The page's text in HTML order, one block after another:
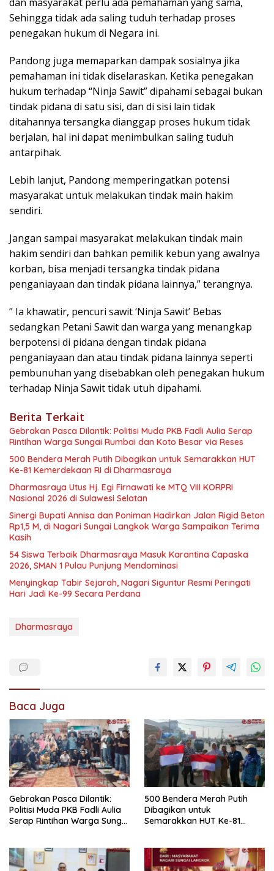
Sehingga tidak ada saling tuduh terhadap proses
penegakan hukum di Negara ini.
Pandong juga memaparkan dampak sosialnya jika
pemahaman ini tidak diselaraskan. Ketika penegakan
hukum terhadap “Ninja Sawit” dipahami sebagai bukan
tindak pidana di satu sisi, dan di sisi lain tidak
ditahannya tersangka dianggap proses hukum tidak
berjalan, hal ini dapat menimbulkan saling tuduh
antarpihak.
Lebih lanjut, Pandong memperingatkan potensi
masyarakat untuk melakukan tindak main hakim
sendiri.
Jangan sampai masyarakat melakukan tindak main
hakim sendiri dan bahkan pemilik kebun yang awalnya
korban, bisa menjadi tersangka tindak pidana
penganiayaan dan tindak pidana lainnya,” terangnya.
” Ia khawatir, pencuri sawit ‘Ninja Sawit’ Bebas
sedangkan Petani Sawit dan warga yang menangkap
berpotensi di pidana dengan tindak pidana
penganiayaan dan atau tindak pidana lainnya seperti
pembunuhan yang disebabkan oleh penegakan hukum
terhadap Ninja Sawit tidak utuh dipahami.
Berita Terkait
Gebrakan Pasca Dilantik: Politisi Muda PKB Fadli Aulia Serap
Rintihan Warga Sungai Rumbai dan Koto Besar via Reses
500 Bendera Merah Putih Dibagikan untuk Semarakkan HUT
Ke-81 Kemerdekaan RI di Dharmasraya
Dharmasraya Utus Hj. Egi Firnawati ke MTQ VIII KORPRI
Nasional 2026 di Sulawesi Selatan
Sinergi Bupati Annisa dan Poniman Hadirkan Jalan Rigid Beton
Rp1,5 M, di Nagari Sungai Langkok Warga Sampaikan Terima
Kasih
54 Siswa Terbaik Dharmasraya Masuk Karantina Capaska
2026, SMAN 1 Pulau Punjung Mendominasi
Menyingkap Tabir Sejarah, Nagari Siguntur Resmi Peringati
Hari Jadi Ke-99 Secara Perdana
Dharmasraya
Baca Juga
Gebrakan Pasca Dilantik:
Politisi Muda PKB Fadli Aulia
Serap Rintihan Warga Sungai
500 Bendera Merah Putih
Dibagikan untuk
Semarakkan HUT Ke-81